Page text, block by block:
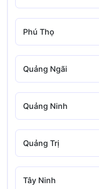
Phú Thọ
Quảng Ngãi
Quảng Ninh
Quảng Trị
Tây Ninh